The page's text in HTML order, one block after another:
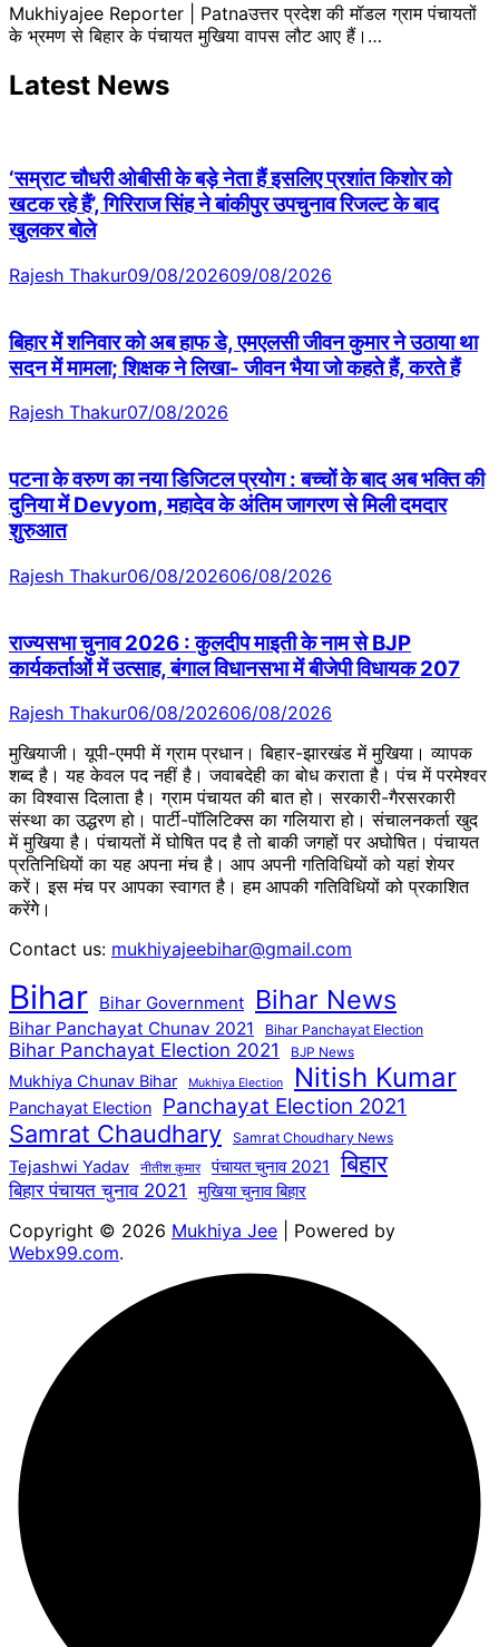
Mukhiyajee Reporter | Patnaउत्तर प्रदेश की मॉडल ग्राम पंचायतों
के भ्रमण से बिहार के पंचायत मुखिया वापस लौट आए हैं।…
Latest News
‘सम्राट चौधरी ओबीसी के बड़े नेता हैं इसलिए प्रशांत किशोर को
खटक रहे हैं’, गिरिराज सिंह ने बांकीपुर उपचुनाव रिजल्ट के बाद
खुलकर बोले
Rajesh Thakur09/08/202609/08/2026
बिहार में शनिवार को अब हाफ डे, एमएलसी जीवन कुमार ने उठाया था
सदन में मामला; शिक्षक ने लिखा- जीवन भैया जो कहते हैं, करते हैं
Rajesh Thakur07/08/2026
पटना के वरुण का नया डिजिटल प्रयोग : बच्चों के बाद अब भक्ति की
दुनिया में Devyom, महादेव के अंतिम जागरण से मिली दमदार
शुरुआत
Rajesh Thakur06/08/202606/08/2026
राज्यसभा चुनाव 2026 : कुलदीप माइती के नाम से BJP
कार्यकर्ताओं में उत्साह, बंगाल विधानसभा में बीजेपी विधायक 207
Rajesh Thakur06/08/202606/08/2026
मुखियाजी। यूपी-एमपी में ग्राम प्रधान। बिहार-झारखंड में मुखिया। व्यापक
शब्द है। यह केवल पद नहीं है। जवाबदेही का बोध कराता है। पंच में परमेश्वर
का विश्वास दिलाता है। ग्राम पंचायत की बात हो। सरकारी-गैरसरकारी
संस्था का उद्धरण हो। पार्टी-पॉलिटिक्स का गलियारा हो। संचालनकर्ता खुद
में मुखिया है। पंचायतों में घोषित पद है तो बाकी जगहों पर अघोषित। पंचायत
प्रतिनिधियों का यह अपना मंच है। आप अपनी गतिविधियों को यहां शेयर
करें। इस मंच पर आपका स्वागत है। हम आपकी गतिविधियों को प्रकाशित
करेंगेे।
Contact us: mukhiyajeebihar@gmail.com
Bihar Bihar Government Bihar News
Bihar Panchayat Chunav 2021 Bihar Panchayat Election
Bihar Panchayat Election 2021 BJP News
Mukhiya Chunav Bihar Mukhiya Election Nitish Kumar
Panchayat Election Panchayat Election 2021
Samrat Chaudhary Samrat Choudhary News
Tejashwi Yadav नीतीश कुमार पंचायत चुनाव 2021 बिहार
बिहार पंचायत चुनाव 2021 मुखिया चुनाव बिहार
Copyright © 2026 Mukhiya Jee | Powered by
Webx99.com.